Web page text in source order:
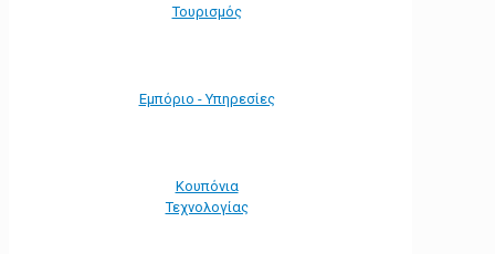
Τουρισμός
Εμπόριο - Υπηρεσίες
Κουπόνια
Τεχνολογίας